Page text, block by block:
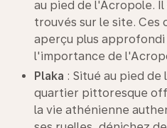
au pied de l'Acropole.
trouvés sur le site.
aperçu plus
l'importance de
Plaka : Situé au pied de
quartier pittoresque
la vie athénienne